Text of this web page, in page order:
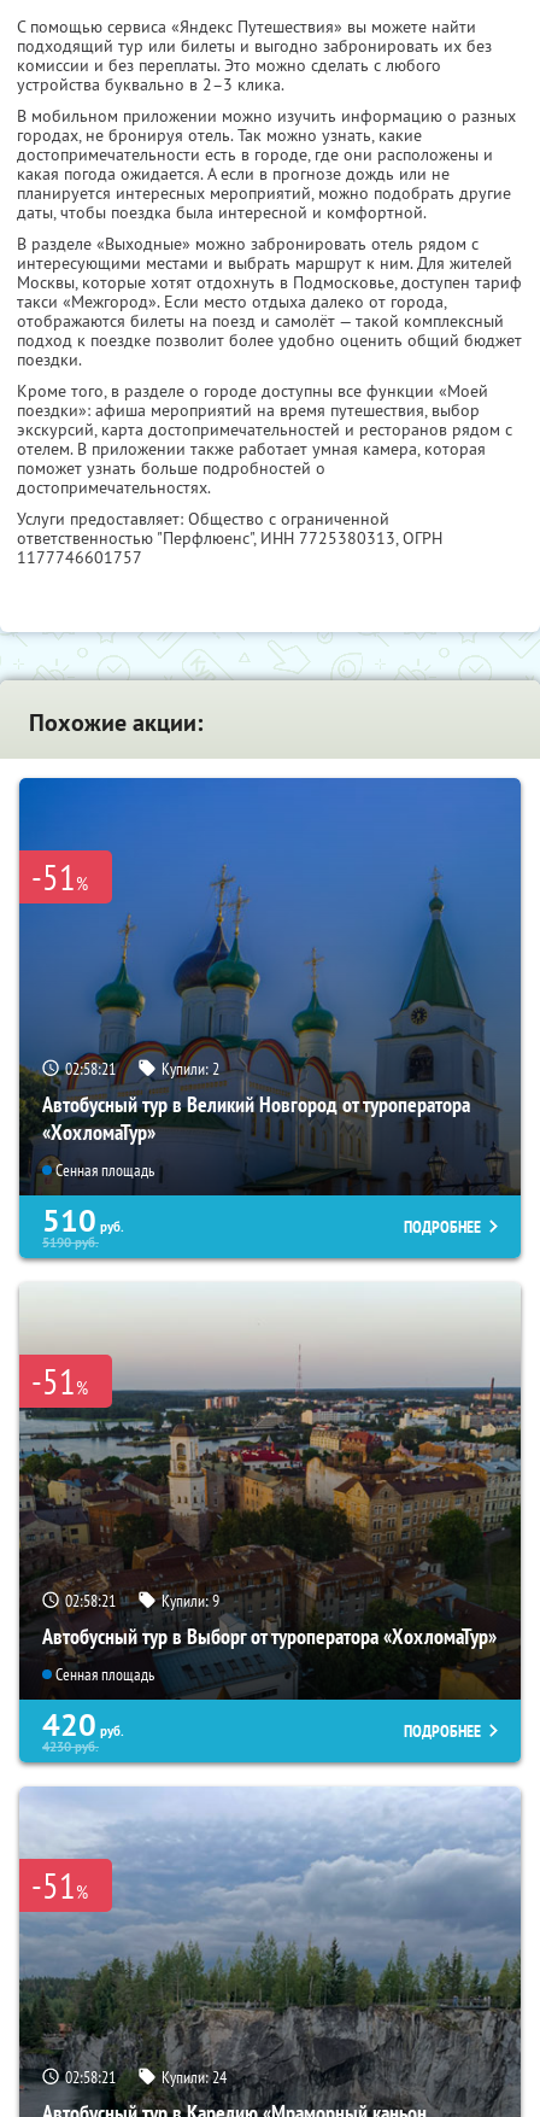
С помощью сервиса «Яндекс Путешествия» вы можете найти
подходящий тур или билеты и выгодно забронировать их без
комиссии и без переплаты. Это можно сделать с любого
устройства буквально в 2–3 клика.
В мобильном приложении можно изучить информацию о разных
городах, не бронируя отель. Так можно узнать, какие
достопримечательности есть в городе, где они расположены и
какая погода ожидается. А если в прогнозе дождь или не
планируется интересных мероприятий, можно подобрать другие
даты, чтобы поездка была интересной и комфортной.
В разделе «Выходные» можно забронировать отель рядом с
интересующими местами и выбрать маршрут к ним. Для жителей
Москвы, которые хотят отдохнуть в Подмосковье, доступен тариф
такси «Межгород». Если место отдыха далеко от города,
отображаются билеты на поезд и самолёт — такой комплексный
подход к поездке позволит более удобно оценить общий бюджет
поездки.
Кроме того, в разделе о городе доступны все функции «Моей
поездки»: афиша мероприятий на время путешествия, выбор
экскурсий, карта достопримечательностей и ресторанов рядом с
отелем. В приложении также работает умная камера, которая
поможет узнать больше подробностей о
достопримечательностях.
Услуги предоставляет: Общество с ограниченной
ответственностью "Перфлюенс", ИНН 7725380313, ОГРН
1177746601757
Похожие акции:
-51%
02:58:20 Купили:2
Автобусный тур в Великий Новгород от туроператора
«ХохломаТур»
Сенная площадь
510 руб.
5190руб.
ПОДРОБНЕЕ
-51%
02:58:20 Купили:9
Автобусный тур в Выборг от туроператора «ХохломаТур»
Сенная площадь
420 руб.
4230руб.
ПОДРОБНЕЕ
-51%
02:58:20 Купили:24